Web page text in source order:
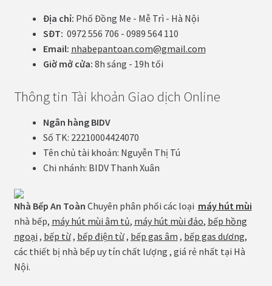
Địa chỉ: Phố Đồng Me - Mễ Trì - Hà Nội
SĐT: 0972 556 706 - 0989 564 110
Email: nhabepantoan.com@gmail.com
Giờ mở cửa: 8h sáng - 19h tối
Thông tin Tài khoản Giao dịch Online
Ngân hàng BIDV
Số TK: 22210004424070
Tên chủ tài khoản: Nguyễn Thị Tú
Chi nhánh: BIDV Thanh Xuân
Nhà Bếp An Toàn Chuyên phân phối các loại máy hút mùi
nhà bếp, máy hút mùi âm tủ, máy hút mùi đảo, bếp hồng
ngoại , bếp từ, bếp điện từ, bếp gas âm , bếp gas dương,
các thiết bị nhà bếp uy tín chất lượng , giá rẻ nhất tại Hà
Nội.